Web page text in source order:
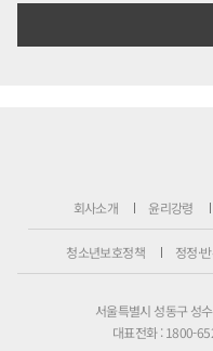
회사소개 윤리강령
청소년보호정책 정정·
서울특별시 성동구 성
대표전화 : 1800-